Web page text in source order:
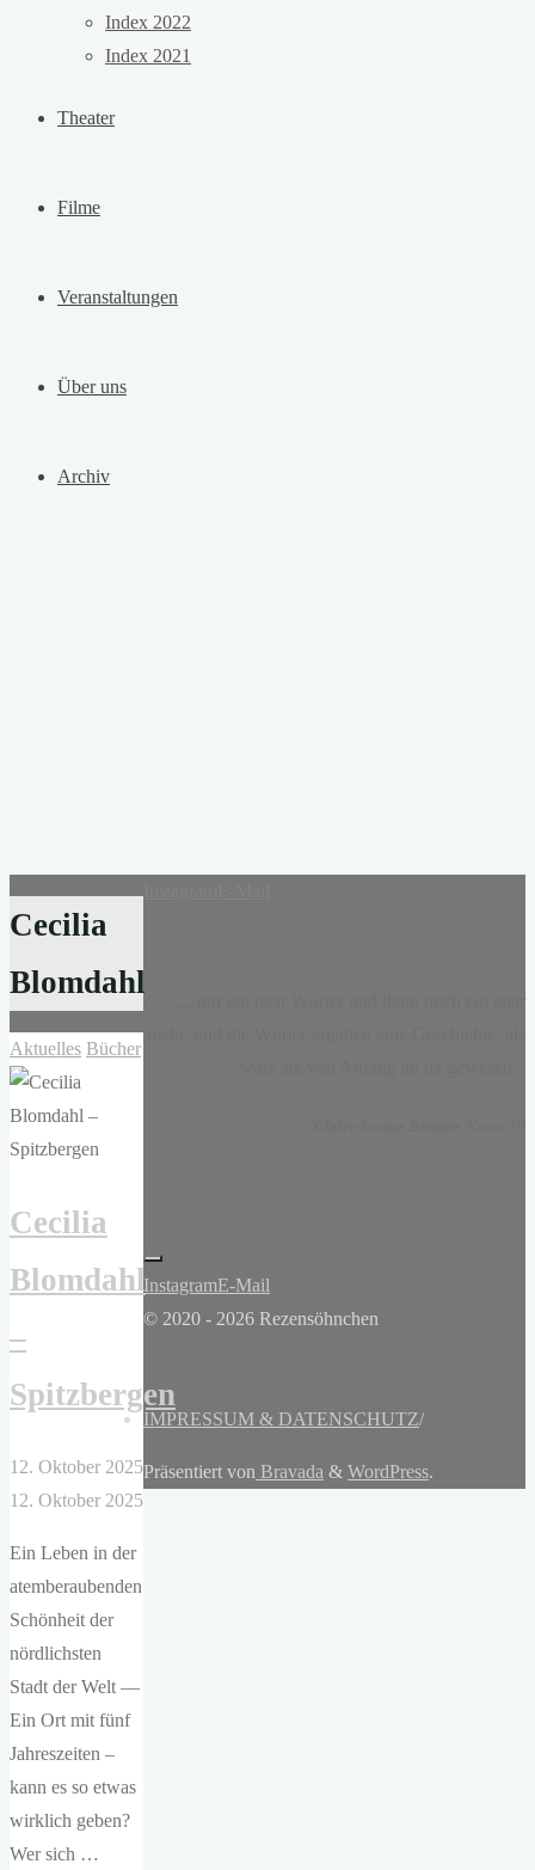
Index 2022
Index 2021
Theater
Filme
Veranstaltungen
Über uns
Archiv
Cecilia
Blomdahl
Aktuelles Bücher
Cecilia
Blomdahl
–
Spitzbergen
12. Oktober 2025
12. Oktober 2025
Ein Leben in der
atemberaubenden
Schönheit der
nördlichsten
Stadt der Welt —
Ein Ort mit fünf
Jahreszeiten –
kann es so etwas
wirklich geben?
Wer sich …
InstagramE-Mail
© 2020 - 2026 Rezensöhnchen
IMPRESSUM & DATENSCHUTZ/
Präsentiert von Bravada & WordPress.